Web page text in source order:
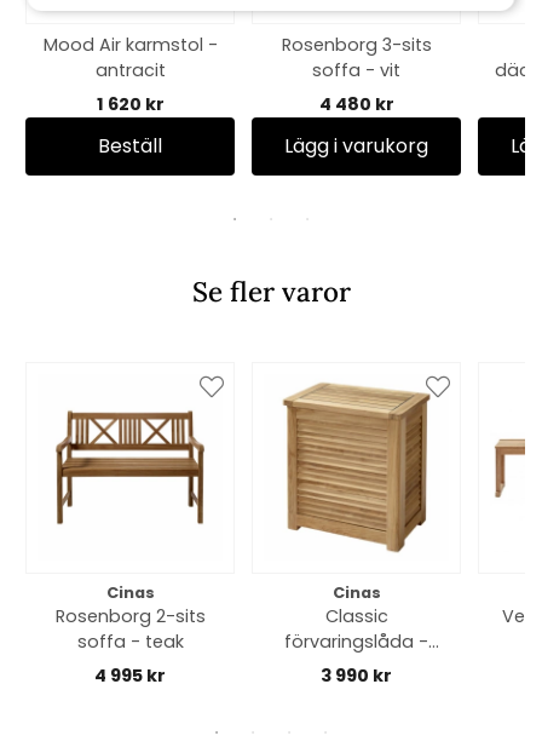
Mood Air karmstol -
antracit
1 620 kr
Beställ
Rosenborg 3-sits
soffa - vit
4 480 kr
Lägg i varukorg
Se fler varor
Cinas
Rosenborg 2-sits
soffa - teak
4 995 kr
Cinas
Classic
förvaringslåda -
teak
3 990 kr